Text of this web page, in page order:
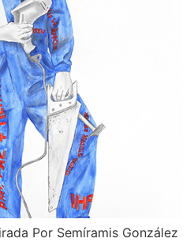
Por Semíramis González